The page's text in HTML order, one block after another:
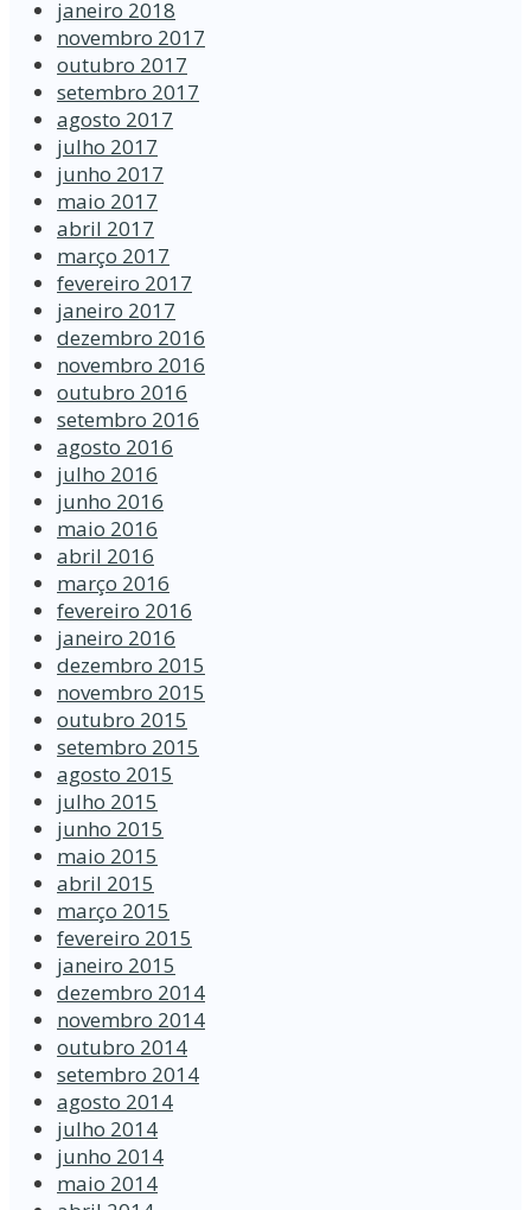
janeiro 2018
novembro 2017
outubro 2017
setembro 2017
agosto 2017
julho 2017
junho 2017
maio 2017
abril 2017
março 2017
fevereiro 2017
janeiro 2017
dezembro 2016
novembro 2016
outubro 2016
setembro 2016
agosto 2016
julho 2016
junho 2016
maio 2016
abril 2016
março 2016
fevereiro 2016
janeiro 2016
dezembro 2015
novembro 2015
outubro 2015
setembro 2015
agosto 2015
julho 2015
junho 2015
maio 2015
abril 2015
março 2015
fevereiro 2015
janeiro 2015
dezembro 2014
novembro 2014
outubro 2014
setembro 2014
agosto 2014
julho 2014
junho 2014
maio 2014